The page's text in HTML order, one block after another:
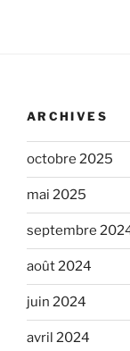
ARCHIVES
octobre 2025
mai 2025
septembre
août 2024
juin 2024
avril 2024